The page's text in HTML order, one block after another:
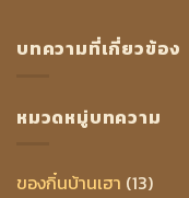
บทความที่เกี่ยวข้อง
หมวดหมู่บทความ
ของกิ๋นบ้านเฮา (13)